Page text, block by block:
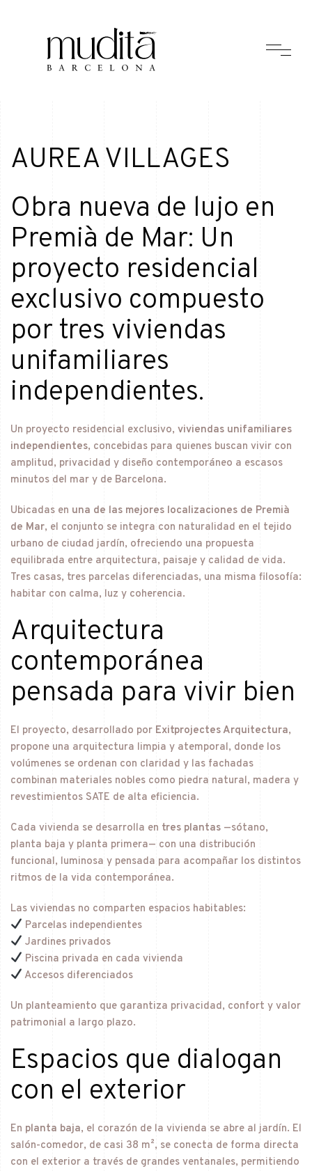
AUREA VILLAGES
Obra nueva de lujo en
Premià de Mar: Un
proyecto residencial
exclusivo compuesto
por tres viviendas
unifamiliares
independientes.
Un proyecto residencial exclusivo, viviendas unifamiliares
independientes, concebidas para quienes buscan vivir con
amplitud, privacidad y diseño contemporáneo a escasos
minutos del mar y de Barcelona.
Ubicadas en una de las mejores localizaciones de Premià
de Mar, el conjunto se integra con naturalidad en el tejido
urbano de ciudad jardín, ofreciendo una propuesta
equilibrada entre arquitectura, paisaje y calidad de vida.
Tres casas, tres parcelas diferenciadas, una misma filosofía:
habitar con calma, luz y coherencia.
Arquitectura
contemporánea
pensada para vivir bien
El proyecto, desarrollado por Exitprojectes Arquitectura,
propone una arquitectura limpia y atemporal, donde los
volúmenes se ordenan con claridad y las fachadas
combinan materiales nobles como piedra natural, madera y
revestimientos SATE de alta eficiencia.
Cada vivienda se desarrolla en tres plantas —sótano,
planta baja y planta primera— con una distribución
funcional, luminosa y pensada para acompañar los distintos
ritmos de la vida contemporánea.
Las viviendas no comparten espacios habitables:
Parcelas independientes
Jardines privados
Piscina privada en cada vivienda
Accesos diferenciados
Un planteamiento que garantiza privacidad, confort y valor
patrimonial a largo plazo.
Espacios que dialogan
con el exterior
En planta baja, el corazón de la vivienda se abre al jardín. El
salón-comedor, de casi 38 m², se conecta de forma directa
con el exterior a través de grandes ventanales, permitiendo